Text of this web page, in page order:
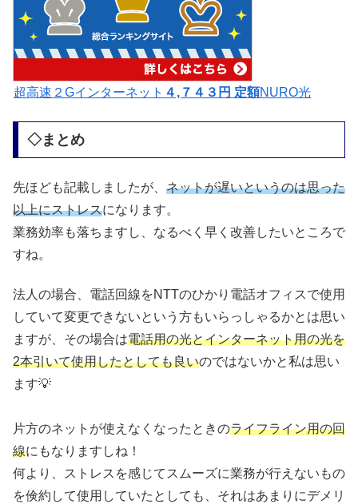
超高速２Gインターネット ４,７４３円 定額NURO光
◇まとめ
先ほども記載しましたが、 ネットが遅いというのは思った
以上にストレスになります。
業務効率も落ちますし、なるべく早く改善したいところで
すね。
法人の場合、電話回線をNTTのひかり電話オフィスで使用
していて変更できないという方もいらっしゃるかとは思い
ますが、その場合は電話用の光とインターネット用の光を
2本引いて使用したとしても良いのではないかと私は思い
ます💡
片方のネットが使えなくなったときのライフライン用の回
線にもなりますしね！
何より、ストレスを感じてスムーズに業務が行えないもの
を倹約して使用していたとしても、それはあまりにデメリ